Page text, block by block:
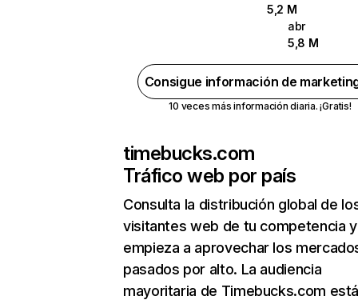
5,2 M
abr
5,8 M
Consigue información de
10 veces más información diaria. ¡Gratis!
timebucks.com
Tráfico web por país
Consulta la distribución global de
visitantes web de tu competencia y
empieza a aprovechar los
pasados por alto. La audiencia
mayoritaria de Timebucks.com